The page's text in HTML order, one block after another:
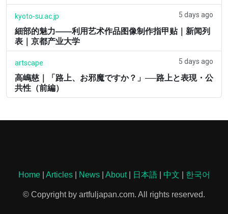
kyoto-su.ac.jp 5 days ago
細部的魅力――利用艺术作品图像制作指甲贴｜新闻列
表｜京都产业大学
artscape 5 days ago
高嶋慈｜「路上、お邪魔ですか？」──路上と表現・公
共性（前編）
Home| Articles| News| About| 日本語| 中文 한국어
© Copyright by artfuljapan.com. All rights reserved.